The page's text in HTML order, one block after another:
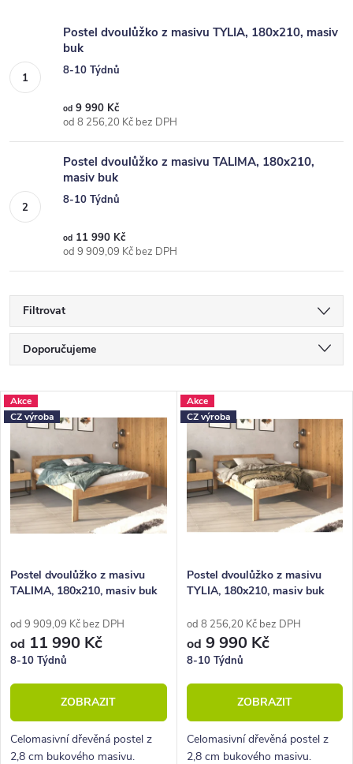
Postel dvoulůžko z masivu TYLIA, 180x210, masiv
buk
8-10 Týdnů
od 9 990 Kč
od 8 256,20 Kč bez DPH
Postel dvoulůžko z masivu TALIMA, 180x210,
masiv buk
8-10 Týdnů
od 11 990 Kč
od 9 909,09 Kč bez DPH
Filtrovat
a
z
e
n
í
p
o
d
u
k
t
ů
Doporučujeme
Nejdražší
Abecedně
V
ý
p
i
s
r
o
d
u
k
t
ů
Akce
CZ výroba
Postel dvoulůžko z masivu
TALIMA, 180x210, masiv buk
od 9 909,09 Kč bez DPH
od 11 990 Kč
8-10 Týdnů
ZOBRAZIT
Celomasivní dřevěná postel z
2,8 cm bukového masivu.
Akce
CZ výroba
Postel dvoulůžko z masivu
TYLIA, 180x210, masiv buk
od 8 256,20 Kč bez DPH
od 9 990 Kč
8-10 Týdnů
ZOBRAZIT
Celomasivní dřevěná postel z
2,8 cm bukového masivu.